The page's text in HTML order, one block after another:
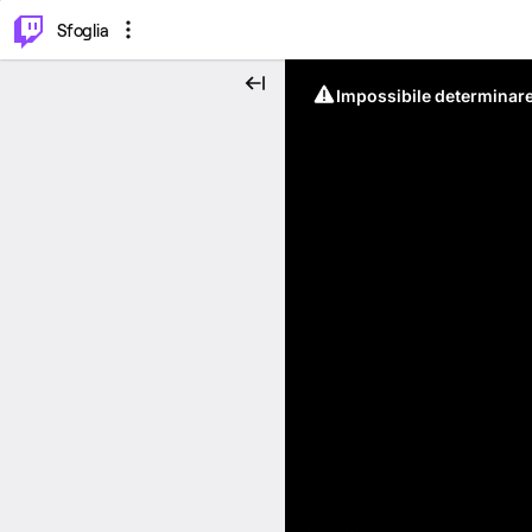
Sfoglia
Impossibile